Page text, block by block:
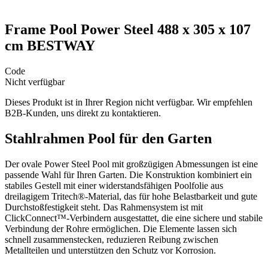
Frame Pool Power Steel 488 x 305 x 107
cm BESTWAY
Code
Nicht verfügbar
Dieses Produkt ist in Ihrer Region nicht verfügbar. Wir empfehlen
B2B-Kunden, uns direkt zu kontaktieren.
Stahlrahmen Pool für den Garten
Der ovale Power Steel Pool mit großzügigen Abmessungen ist eine
passende Wahl für Ihren Garten. Die Konstruktion kombiniert ein
stabiles Gestell mit einer widerstandsfähigen Poolfolie aus
dreilagigem Tritech®-Material, das für hohe Belastbarkeit und gute
Durchstoßfestigkeit steht. Das Rahmensystem ist mit
ClickConnect™-Verbindern ausgestattet, die eine sichere und stabile
Verbindung der Rohre ermöglichen. Die Elemente lassen sich
schnell zusammenstecken, reduzieren Reibung zwischen
Metallteilen und unterstützen den Schutz vor Korrosion.